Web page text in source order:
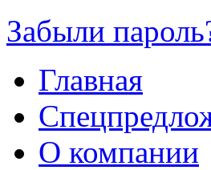
Забыли
Главная
О компании